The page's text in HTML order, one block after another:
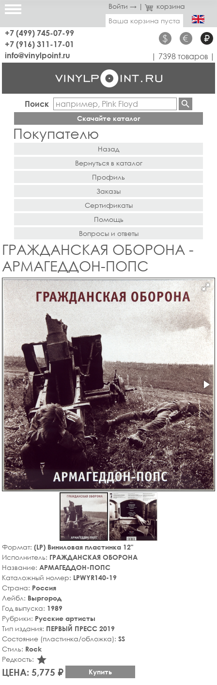
Войти → |
корзина
Ваша корзина пуста
+7 (499) 745-07-99
+7 (916) 311-17-01
$ € ₽
info@vinylpoint.ru | 7398 товаров |
Поиск
Скачайте каталог
Покупателю
Назад
Вернуться в каталог
Профиль
Заказы
Сертификаты
Помощь
Вопросы и ответы
ГРАЖДАНСКАЯ ОБОРОНА -
АРМАГЕДДОН-ПОПС
Формат: (LP) Виниловая пластинка 12"
Исполнитель: ГРАЖДАНСКАЯ ОБОРОНА
Название: АРМАГЕДДОН-ПОПС
Каталожный номер: LPWYR140-19
Страна: Россия
Лейбл: Выргород
Год выпуска: 1989
Рубрики: Русские артисты
Тип издания: ПЕРВЫЙ ПРЕСС 2019
Состояние (пластинка/обложка): SS
Стиль: Rock
Редкость: star_rate
ЦЕНА: 5,775 ₽ Купить